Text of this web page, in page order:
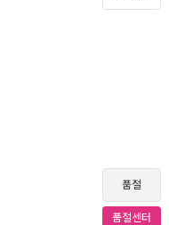
품절
품절센터